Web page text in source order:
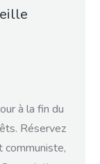
à la fin du
Réservez
communiste,